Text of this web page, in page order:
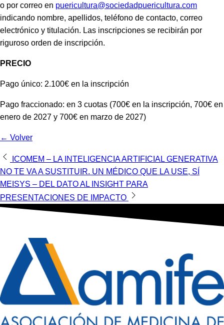
o por correo en puericultura@sociedadpuericultura.com
indicando nombre, apellidos, teléfono de contacto, correo
electrónico y titulación. Las inscripciones se recibirán por
riguroso orden de inscripción.
PRECIO
Pago único: 2.100€ en la inscripción
Pago fraccionado: en 3 cuotas (700€ en la inscripción, 700€ en
enero de 2027 y 700€ en marzo de 2027)
← Volver
Navegación
de
entradas
ICOMEM – LA INTELIGENCIA ARTIFICIAL GENERATIVA
NO TE VA A SUSTITUIR. UN MÉDICO QUE LA USE, SÍ
MEISYS – DEL DATO AL INSIGHT PARA
PRESENTACIONES DE IMPACTO